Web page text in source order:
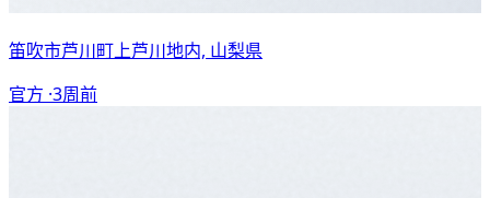
笛吹市芦川町上芦川地内, 山梨県
官方 ·3周前